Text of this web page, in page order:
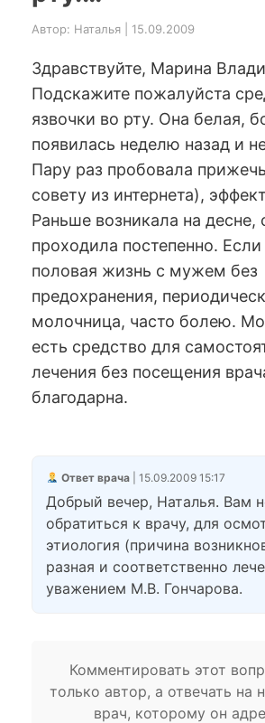
Автор: Наталья | 15.09.2009
Здравствуйте, Марина
Подскажите пожалуйста
язвочки во рту. Она белая,
появилась неделю назад и
Пару раз пробовала
совету из интернета),
Раньше возникала на десне,
проходила постепенно.
половая жизнь с мужем без
предохранения,
молочница, часто болею.
есть средство для
лечения без посещения
благодарна.
Ответ врача| 15.09.2009 15:17
Добрый вечер, Наталья. Вам
обратиться к врачу, для
этиология (причина
разная и соответственно
уважением М.В. Гончарова.
Комментировать этот
только автор, а отвечать на
врач, которому он